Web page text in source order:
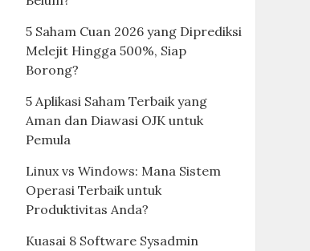
5 Saham Cuan 2026 yang Diprediksi
Melejit Hingga 500%, Siap
Borong?
5 Aplikasi Saham Terbaik yang
Aman dan Diawasi OJK untuk
Pemula
Linux vs Windows: Mana Sistem
Operasi Terbaik untuk
Produktivitas Anda?
Kuasai 8 Software Sysadmin